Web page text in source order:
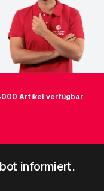
Artikel verfügbar
informiert.